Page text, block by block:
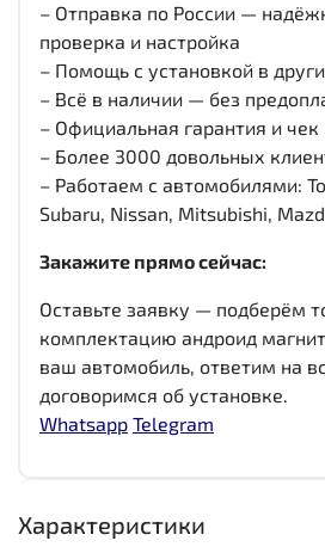
– Отправка по России —
проверка и настройка
– Помощь с установкой в
– Всё в наличии — без
– Официальная гарантия и чек
– Более 3000 довольных
– Работаем с автомобилями:
Subaru, Nissan, Mitsubishi,
Закажите прямо сейчас:
Оставьте заявку — подберём
комплектацию андроид
ваш автомобиль, ответим на
договоримся об установке.
Whatsapp Telegram
Характеристики